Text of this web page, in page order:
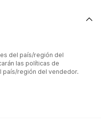
del país/región del
las políticas de
país/región del vendedor.